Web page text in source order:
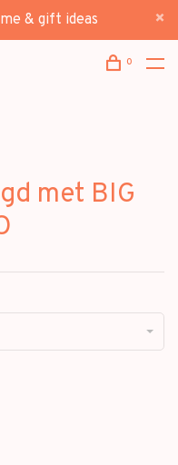
& gift ideas
0
met BIG